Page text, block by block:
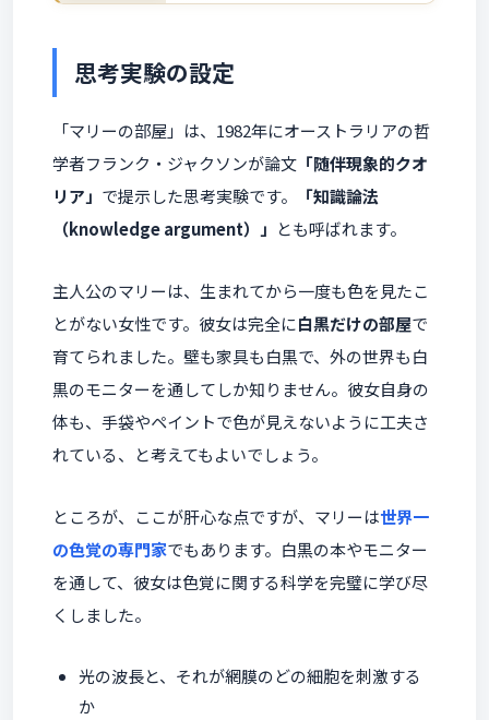
思考実験の設定
「マリーの部屋」は、1982年にオーストラリアの哲
学者フランク・ジャクソンが論文 「随伴現象的クオ
リア」 で提示した思考実験です。
「知識論法
（knowledge argument）」 とも呼ばれます。
主人公のマリーは、生まれてから一度も色を見たこ
とがない女性です。彼女は完全に白黒だけの部屋で
育てられました。壁も家具も白黒で、外の世界も白
黒のモニターを通してしか知りません。彼女自身の
体も、手袋やペイントで色が見えないように工夫さ
れている、と考えてもよいでしょう。
ところが、ここが肝心な点ですが、マリーは世界一
の色覚の専門家でもあります。白黒の本やモニター
を通して、彼女は色覚に関する科学を完璧に学び尽
くしました。
光の波長と、それが網膜のどの細胞を刺激する
か